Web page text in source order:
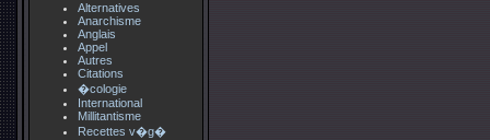
Alternatives
Anarchisme
Anglais
Appel
Autres
Citations
�cologie
International
Millitantisme
Recettes v�g�